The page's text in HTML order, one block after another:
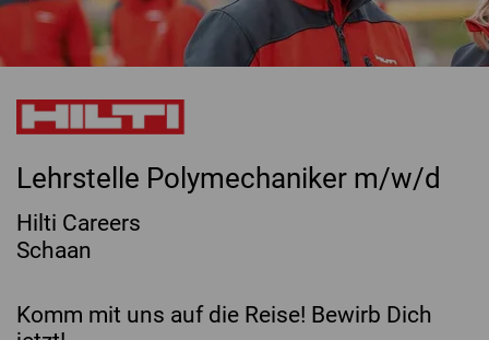
Magazin
Initiative
Kontakt
Lehrstelle Polymechaniker m/w/d
Hilti Careers
Schaan
Komm mit uns auf die Reise! Bewirb Dich